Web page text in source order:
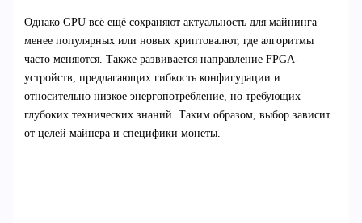
Однако GPU всё ещё сохраняют актуальность для майнинга
менее популярных или новых криптовалют, где алгоритмы
часто меняются. Также развивается направление FPGA-
устройств, предлагающих гибкость конфигурации и
относительно низкое энергопотребление, но требующих
глубоких технических знаний. Таким образом, выбор зависит
от целей майнера и специфики монеты.